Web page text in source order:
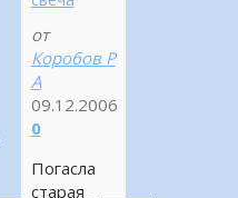
от
Коробов Р
А
09.12.2006
0
Погасла
старая